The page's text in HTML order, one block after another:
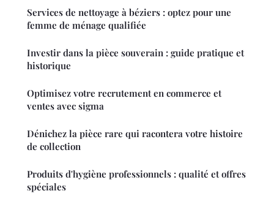
Services de nettoyage à béziers : optez pour une
femme de ménage qualifiée
Investir dans la pièce souverain : guide pratique et
historique
Optimisez votre recrutement en commerce et
ventes avec sigma
Dénichez la pièce rare qui racontera votre histoire
de collection
Produits d'hygiène professionnels : qualité et offres
spéciales